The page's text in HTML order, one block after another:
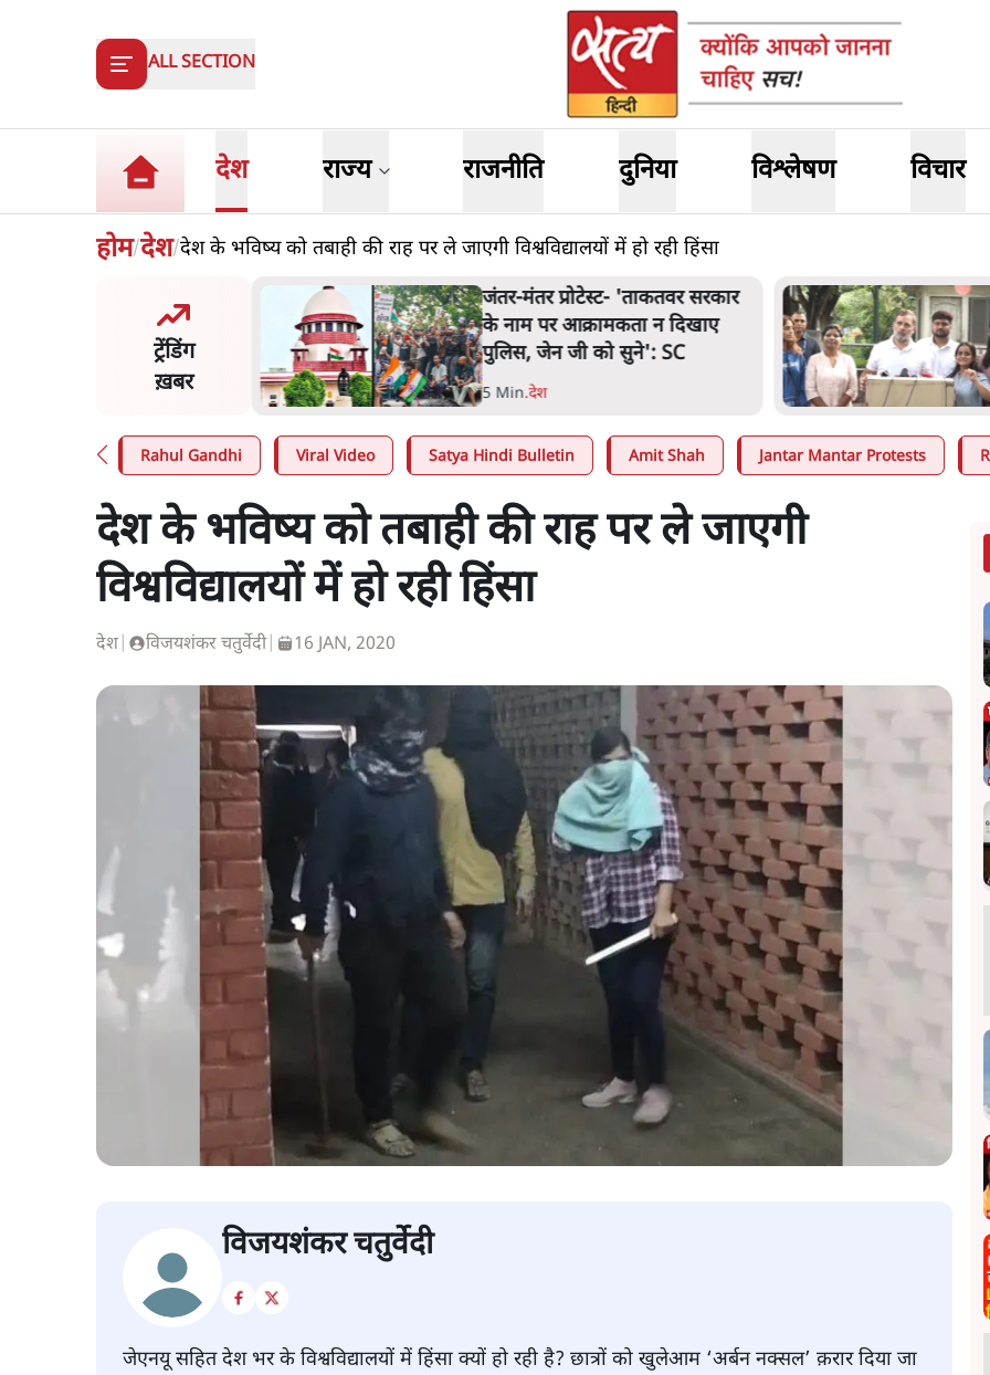
ALL SECTION
देश राज्य राजनीति दुनिया विश्लेषण विचार
होम/देश/देश के भविष्य को तबाही की राह पर ले जाएगी विश्वविद्यालयों में हो रही हिंसा
ट्रेंडिंग
ख़बर
प्रोटेस्ट- 'ताकतवर सरकार
पर आक्रामकता न दिखाए
जेन जी को सुने': SC
जंतर मंतर प्रोटेस्ट: 'युवाओं को
प्रताड़ित किया जा रहा है, पर मोदी-
शाह में बोलने की हिम्मत नहीं'- राहुल
7 Min.देश
Rahul Gandhi Viral Video Satya Hindi Bulletin Amit Shah Jantar Mantar Protests
देश के भविष्य को तबाही की राह पर ले जाएगी
विश्वविद्यालयों में हो रही हिंसा
देश विजयशंकर चतुर्वेदी| 16 JAN, 2020
विजयशंकर चतुर्वेदी
जेएनयू सहित देश भर के विश्वविद्यालयों में हिंसा क्यों हो रही है? छात्रों को खुलेआम ‘अर्बन नक्सल’ क़रार दिया जा